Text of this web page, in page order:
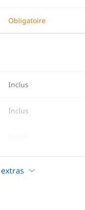
Obligatoire
Inclus
Inclus